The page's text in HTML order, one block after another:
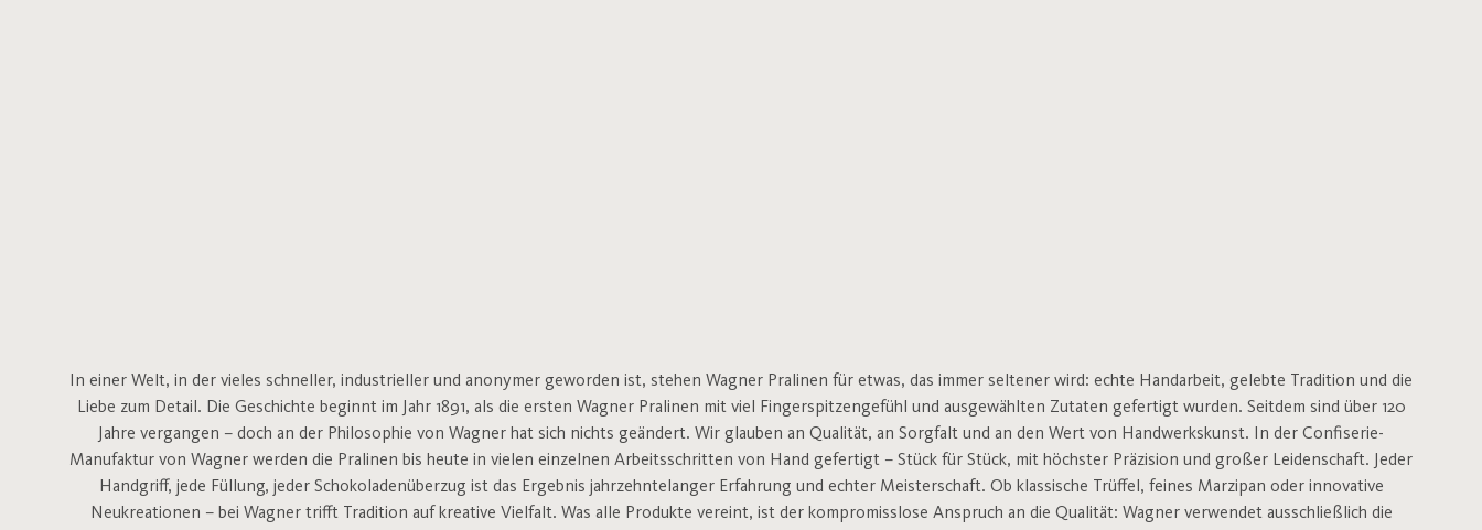
In einer Welt, in der vieles schneller, industrieller und anonymer geworden ist, stehen Wagner Pralinen für etwas, das immer seltener wird: echte Handarbeit, gelebte Tradition und die
Liebe zum Detail. Die Geschichte beginnt im Jahr 1891, als die ersten Wagner Pralinen mit viel Fingerspitzengefühl und ausgewählten Zutaten gefertigt wurden. Seitdem sind über 120
Jahre vergangen – doch an der Philosophie von Wagner hat sich nichts geändert. Wir glauben an Qualität, an Sorgfalt und an den Wert von Handwerkskunst. In der Confiserie-
Manufaktur von Wagner werden die Pralinen bis heute in vielen einzelnen Arbeitsschritten von Hand gefertigt – Stück für Stück, mit höchster Präzision und großer Leidenschaft. Jeder
Handgriff, jede Füllung, jeder Schokoladenüberzug ist das Ergebnis jahrzehntelanger Erfahrung und echter Meisterschaft. Ob klassische Trüffel, feines Marzipan oder innovative
Neukreationen – bei Wagner trifft Tradition auf kreative Vielfalt. Was alle Produkte vereint, ist der kompromisslose Anspruch an die Qualität: Wagner verwendet ausschließlich die